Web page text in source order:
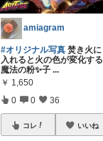
amiagram
#オリジナル写真 焚き火に
入れると火の色が変化する
魔法の粉✨子 ...
￥ 1,650
0 0 36
コレ いいね